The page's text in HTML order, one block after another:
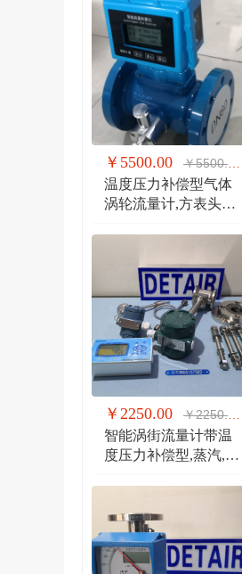
计
￥5500.00 ￥5500.00
温度压力补偿型气体
涡轮流量计,方表头防
￥2250.00 ￥2250.00
智能涡街流量计带温
度压力补偿型,蒸汽,气